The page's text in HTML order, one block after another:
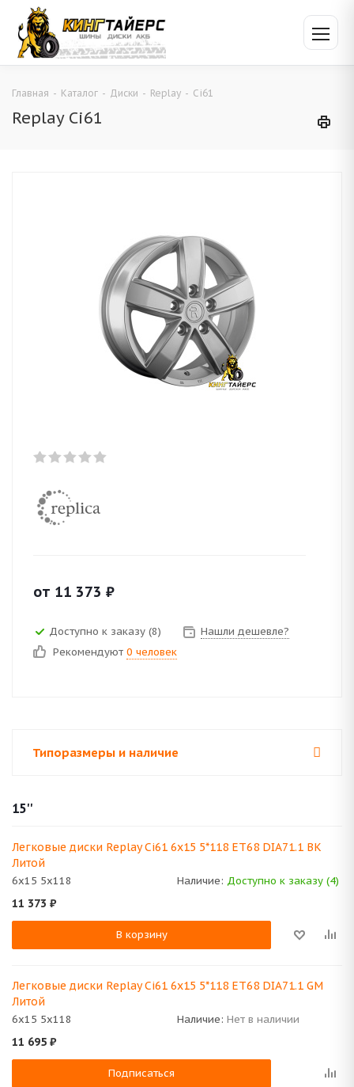
Главная - Каталог - Диски - Replay - Ci61
Replay Ci61
от 11 373 ₽
Доступно к заказу (8)
Нашли дешевле?
Рекомендуют 0 человек
Типоразмеры и наличие
15''
Легковые диски Replay Ci61 6x15 5*118 ET68 DIA71.1 BK
Литой
6x15 5x118 Наличие: Доступно к заказу (4)
11 373 ₽
В корзину
Легковые диски Replay Ci61 6x15 5*118 ET68 DIA71.1 GM
Литой
6x15 5x118 Наличие: Нет в наличии
11 695 ₽
Подписаться